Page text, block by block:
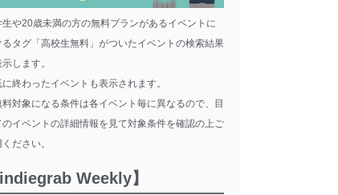
や20歳未満の方の無料プランがあるイベントに
るタグ「高校生無料」がついたイベントの検索結果
します。
終わったイベントも表示されます。
対象になる条件は各イベント毎に異なるので、目
のイベントの詳細情報を見て対象条件を確認の上ご
ださい。
indiegrab Weekly】